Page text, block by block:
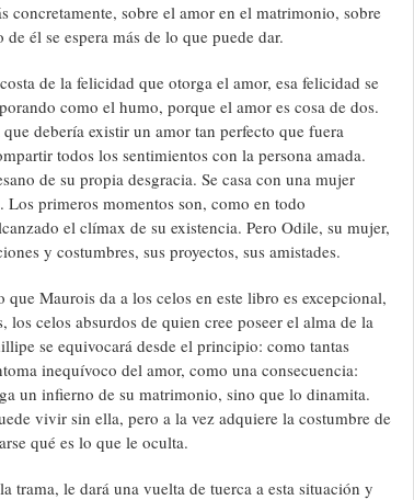
concretamente, sobre el amor en el matrimonio, sobre
él se espera más de lo que puede dar.
de la felicidad que otorga el amor, esa felicidad se
como el humo, porque el amor es cosa de dos.
debería existir un amor tan perfecto que fuera
todos los sentimientos con la persona amada.
de su propia desgracia. Se casa con una mujer
Los primeros momentos son, como en todo
el clímax de su existencia. Pero Odile, su mujer,
y costumbres, sus proyectos, sus amistades.
Maurois da a los celos en este libro es excepcional,
celos absurdos de quien cree poseer el alma de la
se equivocará desde el principio: como tantas
inequívoco del amor, como una consecuencia:
un infierno de su matrimonio, sino que lo dinamita.
vivir sin ella, pero a la vez adquiere la costumbre de
qué es lo que le oculta.
trama, le dará una vuelta de tuerca a esta situación y